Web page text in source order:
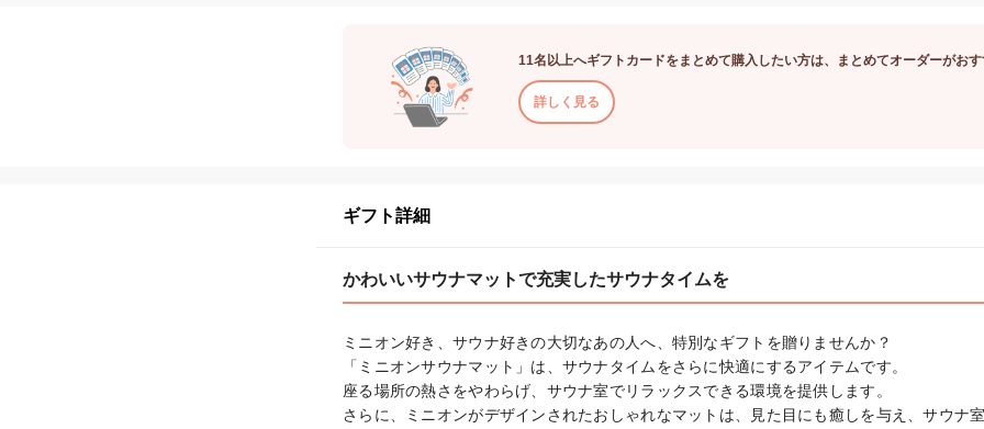
11名以上へギフトカードをまとめて購入したい方は、まとめてオーダーがおす
詳しく見る
ギフト詳細
かわいいサウナマットで充実したサウナタイムを
ミニオン好き、サウナ好きの大切なあの人へ、特別なギフトを贈りませんか？
「ミニオンサウナマット」は、サウナタイムをさらに快適にするアイテムです。
座る場所の熱さをやわらげ、サウナ室でリラックスできる環境を提供します。
さらに、ミニオンがデザインされたおしゃれなマットは、見た目にも癒しを与え、サウナ